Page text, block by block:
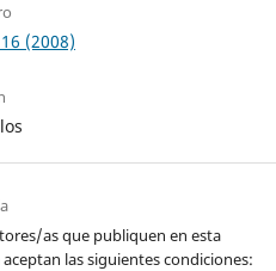
(2008)
as que publiquen en esta
las siguientes condiciones: